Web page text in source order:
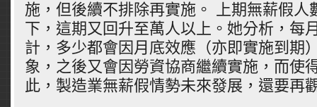
施，但後續不排除再實施。 上期無薪假人
下，這期又回升至萬人以上。她分析，每
計，多少都會因月底效應（亦即實施到期
象，之後又會因勞資協商繼續實施，而使
此，製造業無薪假情勢未來發展，還要再